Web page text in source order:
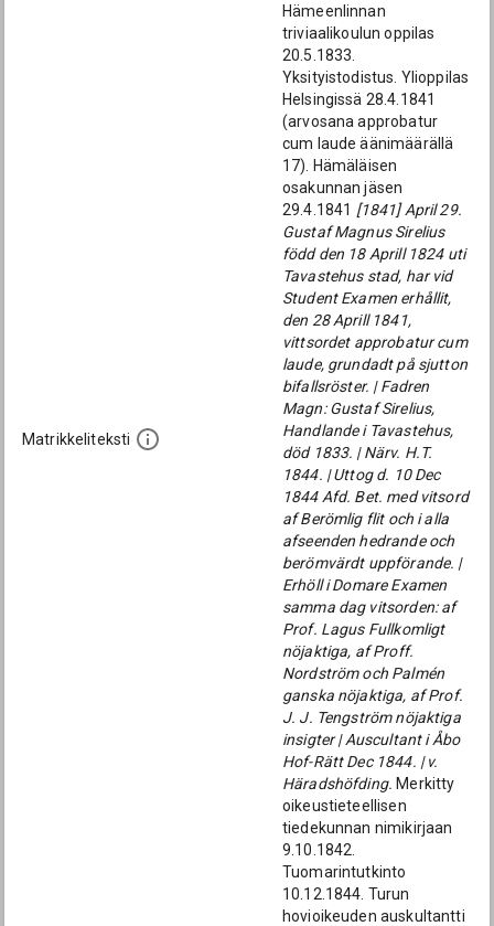
Matrikkeliteksti
Hämeenlinnan
triviaalikoulun oppilas
20.5.1833.
Yksityistodistus. Ylioppilas
Helsingissä 28.4.1841
(arvosana approbatur
cum laude äänimäärällä
17). Hämäläisen
osakunnan jäsen
29.4.1841 [1841] April 29.
Gustaf Magnus Sirelius
född den 18 Aprill 1824 uti
Tavastehus stad, har vid
Student Examen erhållit,
den 28 Aprill 1841,
vittsordet approbatur cum
laude, grundadt på sjutton
bifallsröster. | Fadren
Magn: Gustaf Sirelius,
Handlande i Tavastehus,
död 1833. | Närv. H.T.
1844. | Uttog d. 10 Dec
1844 Afd. Bet. med vitsord
af Berömlig flit och i alla
afseenden hedrande och
berömvärdt uppförande. |
Erhöll i Domare Examen
samma dag vitsorden: af
Prof. Lagus Fullkomligt
nöjaktiga, af Proff.
Nordström och Palmén
ganska nöjaktiga, af Prof.
J. J. Tengström nöjaktiga
insigter | Auscultant i Åbo
Hof-Rätt Dec 1844. | v.
Häradshöfding. Merkitty
oikeustieteellisen
tiedekunnan nimikirjaan
9.10.1842.
Tuomarintutkinto
10.12.1844. Turun
hovioikeuden auskultantti